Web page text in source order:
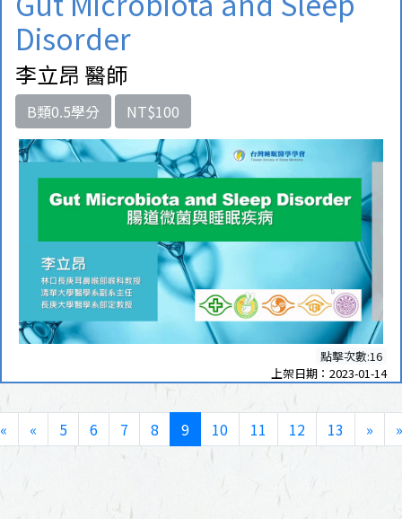
Disorder
李立昂 醫師
B類0.5學分 NT$100
點擊次數:16
上架日期：2023-01-14
« « 5 6 7 8 9 10 11 12 13 » »